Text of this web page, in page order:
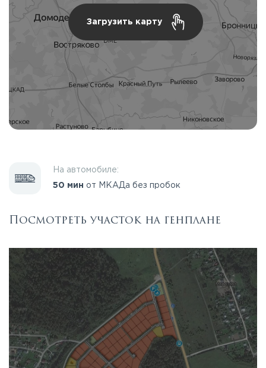
Загрузить карту
На автомобиле:
50 мин от МКАДа без пробок
Посмотреть участок на генплане